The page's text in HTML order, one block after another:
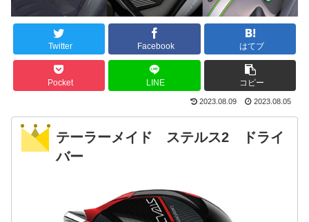
Twitter Facebook はてブ
Pocket LINE コピー
2023.08.09 2023.08.05
テーラーメイド ステルス2 ドライ
バー